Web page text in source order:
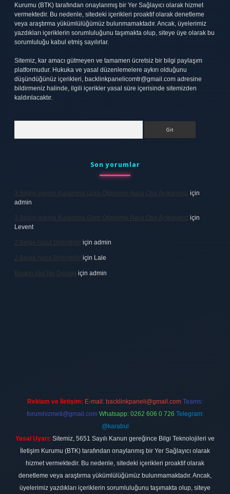
Kurumu (BTK) tarafından onaylanmış bir Yer Sağlayıcı olarak hizmet
vermektedir. Bu nedenle, sitedeki içerikleri proaktif olarak denetleme
veya araştırma yükümlülüğümüz bulunmamaktadır. Ancak, üyelerimiz
yazdıkları içeriklerin sorumluluğunu taşımakta olup, siteye üye olarak bu
sorumluluğu kabul etmiş sayılırlar.
Sitemiz, kar amacı gütmeyen ve tamamen ücretsiz bir bilgi paylaşım
platformudur. Hukuka ve yasal düzenlemelere aykırı olduğunu
düşündüğünüz içerikleri, backlinkpanelicomtr@gmail.com adresine
bildirmeniz halinde, ilgili içerikler yasal süre içerisinde sitemizden
kaldırılacaktır.
Son yorumlar
3 Bilgiyi Işleme Kuramına Göre Öğrenme Nasıl Olur Açıklayınız için
admin
3 Bilgiyi Işleme Kuramına Göre Öğrenme Nasıl Olur Açıklayınız için
Levent
2 Belge Nasıl Birleştirilir için admin
2 Belge Nasıl Birleştirilir için Lale
Baskın Alel Ne Demek için admin
Reklam ve İletişim: E-mail: backlinkpaneli@gmail.com Teams:
forumhizmeti@gmail.com Whatsapp: 0262 606 0 726 Telegram:
@karabul
Yasal Uyarı: Sitemiz, 5651 Sayılı Kanun gereğince Bilgi Teknolojileri ve
İletişim Kurumu (BTK) tarafından onaylanmış bir Yer Sağlayıcı olarak
hizmet vermektedir. Bu nedenle, sitedeki içerikleri proaktif olarak
denetleme veya araştırma yükümlülüğümüz bulunmamaktadır. Ancak,
üyelerimiz yazdıkları içeriklerin sorumluluğunu taşımakta olup, siteye